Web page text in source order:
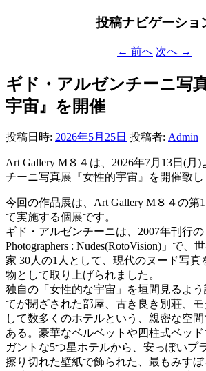
投稿ナビゲーショ
← 前へ 次へ →
ギド・アルゼンチーニ写
宇宙』を開催
投稿日時: 2026年5月25日 投稿者: Admin
Art Gallery M８４は、2026年7月13日(月
チーニ写真展『女性的宇宙』を開催致し
今回の作品展は、Art Gallery M８４の第
て実施する個展です。
ギド・アルゼンチーニは、2007年刊行の
Photographers : Nudes(RotoVision)」で、
家 30人の1人として、現代のヌード写真
物として取り上げられました。
独自の「女性的な宇宙」を垣間見るよ
てが閉ざされた部屋、古き良き別荘、
して数多くのホテルという、親密な空
ある。豪華なベルベットや四柱式ベッ
ガントな5つ星ホテルから、安っぽいプ
擦り切れた壁紙で飾られた、最もみす